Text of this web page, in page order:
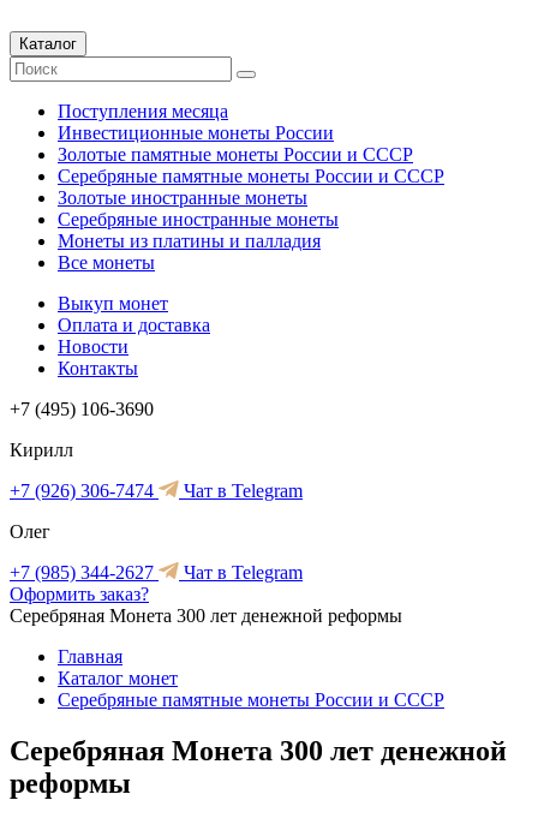
Каталог
Поступления месяца
Инвестиционные монеты России
Золотые памятные монеты России и СССР
Серебряные памятные монеты России и СССР
Золотые иностранные монеты
Серебряные иностранные монеты
Монеты из платины и палладия
Все монеты
Выкуп монет
Оплата и доставка
Новости
Контакты
+7 (495) 106-3690
Кирилл
+7 (926) 306-7474
Чат в Telegram
Олег
+7 (985) 344-2627
Чат в Telegram
Оформить заказ?
Серебряная Монета 300 лет денежной реформы
Главная
Каталог монет
Серебряные памятные монеты России и СССР
Серебряная Монета 300 лет денежной
реформы